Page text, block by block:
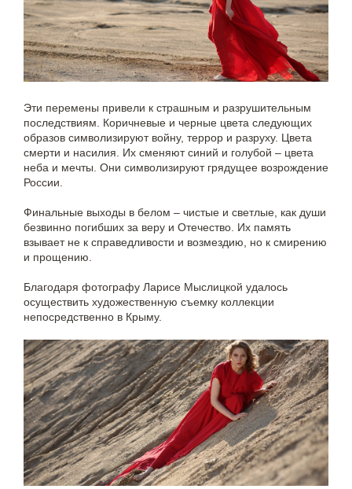
Эти перемены привели к страшным и разрушительным
последствиям. Коричневые и черные цвета следующих
образов символизируют войну, террор и разруху. Цвета
смерти и насилия. Их сменяют синий и голубой – цвета
неба и мечты. Они символизируют грядущее возрождение
России.
Финальные выходы в белом – чистые и светлые, как души
безвинно погибших за веру и Отечество. Их память
взывает не к справедливости и возмездию, но к смирению
и прощению.
Благодаря фотографу Ларисе Мыслицкой удалось
осуществить художественную съемку коллекции
непосредственно в Крыму.